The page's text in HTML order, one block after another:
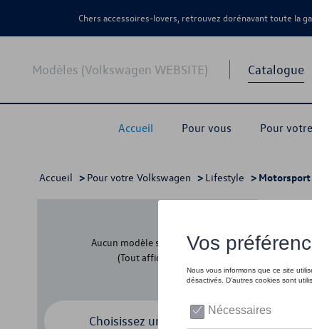
Chers accessoires-lovers, retrouvez dorénavant toute la
Modèles (Volkswagen WEBSITE) Catalogue
Accueil Pour vous Pour
Accueil > Pour votre Volkswagen > Lifestyle >
Aucun modèle sélectionné
(Tout afficher)
Choisissez un modèle